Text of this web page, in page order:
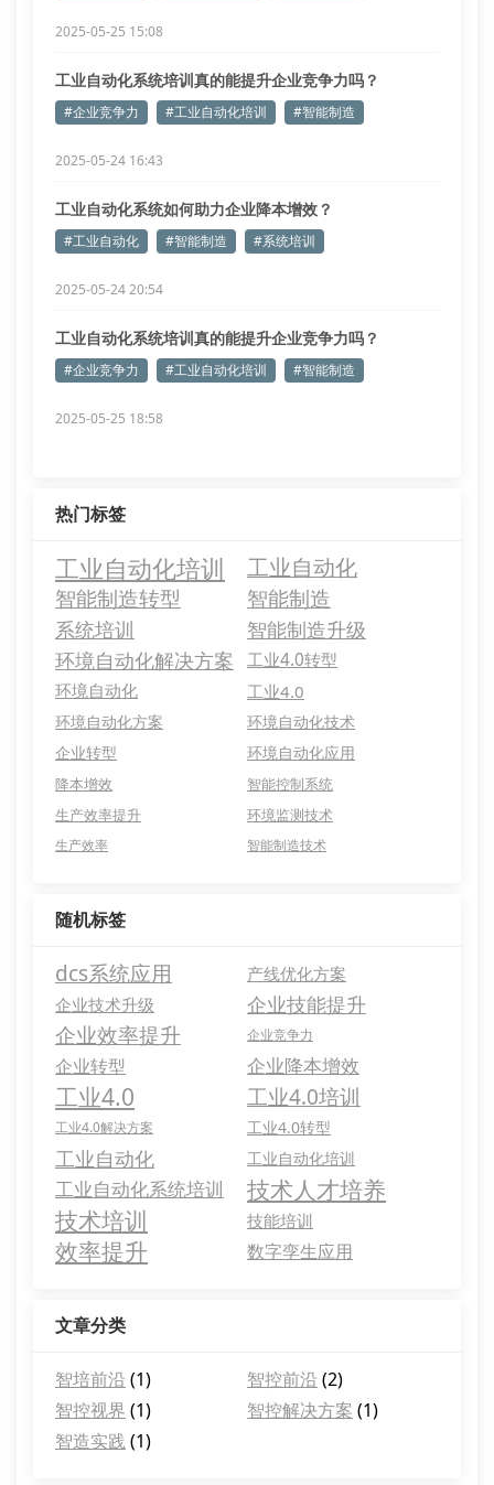
2025-05-25 15:08
工业自动化系统培训真的能提升企业竞争力吗？
#企业竞争力 #工业自动化培训 #智能制造
2025-05-24 16:43
工业自动化系统如何助力企业降本增效？
#工业自动化 #智能制造 #系统培训
2025-05-24 20:54
工业自动化系统培训真的能提升企业竞争力吗？
#企业竞争力 #工业自动化培训 #智能制造
2025-05-25 18:58
热门标签
工业自动化培训
工业自动化
智能制造转型
智能制造
系统培训 智能制造升级
环境自动化解决方案
工业4.0转型
环境自动化
工业4.0
环境自动化方案
环境自动化技术
企业转型
环境自动化应用
降本增效
智能控制系统
生产效率提升
环境监测技术
生产效率 智能制造技术
随机标签
dcs系统应用
产线优化方案
企业技术升级
企业技能提升
企业效率提升 企业竞争力
企业转型 企业降本增效
工业4.0 工业4.0培训
工业4.0解决方案 工业4.0转型
工业自动化 工业自动化培训
工业自动化系统培训
技术人才培养
技术培训
技能培训
效率提升 数字孪生应用
文章分类
智培前沿 (1) 智控前沿 (2)
智控视界 (1) 智控解决方案 (1)
智造实践(1)